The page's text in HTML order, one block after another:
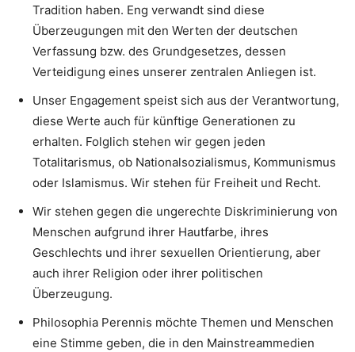
Tradition haben. Eng verwandt sind diese
Überzeugungen mit den Werten der deutschen
Verfassung bzw. des Grundgesetzes, dessen
Verteidigung eines unserer zentralen Anliegen ist.
Unser Engagement speist sich aus der Verantwortung,
diese Werte auch für künftige Generationen zu
erhalten. Folglich stehen wir gegen jeden
Totalitarismus, ob Nationalsozialismus, Kommunismus
oder Islamismus. Wir stehen für Freiheit und Recht.
Wir stehen gegen die ungerechte Diskriminierung von
Menschen aufgrund ihrer Hautfarbe, ihres
Geschlechts und ihrer sexuellen Orientierung, aber
auch ihrer Religion oder ihrer politischen
Überzeugung.
Philosophia Perennis möchte Themen und Menschen
eine Stimme geben, die in den Mainstreammedien